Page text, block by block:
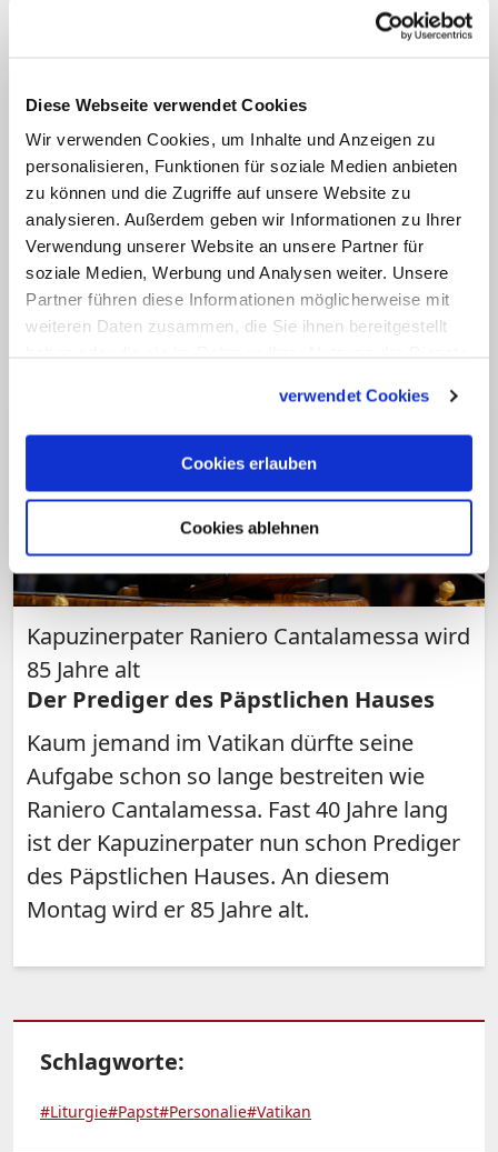
Diese Webseite verwendet Cookies
Wir verwenden Cookies, um Inhalte und Anzeigen zu
personalisieren, Funktionen für soziale Medien anbieten
zu können und die Zugriffe auf unsere Website zu
analysieren. Außerdem geben wir Informationen zu Ihrer
Verwendung unserer Website an unsere Partner für
soziale Medien, Werbung und Analysen weiter. Unsere
Partner führen diese Informationen möglicherweise mit
weiteren Daten zusammen, die Sie ihnen bereitgestellt
verwendet Cookies
Cookies erlauben
Cookies ablehnen
Predigerorden betraut: der Franziskaner,
Eremiten. Paul IV. (1555-1559) machte
aus dem Päpstlichen Hofprediger eine
ständige Einrichtung. Sein Nachfolger
Benedikt XIV. entschied 1743, dass nur
noch ein Angehöriger der Kapuziner-
Minderbrüder dieses Amt wahrnehmen
soll. (KNA)
Kapuzinerpater Raniero Cantalamessa wird
85 Jahre alt
Der Prediger des Päpstlichen Hauses
Kaum jemand im Vatikan dürfte seine
Aufgabe schon so lange bestreiten wie
Raniero Cantalamessa. Fast 40 Jahre lang
ist der Kapuzinerpater nun schon Prediger
des Päpstlichen Hauses. An diesem
Montag wird er 85 Jahre alt.
Schlagworte:
#Liturgie#Papst#Personalie#Vatikan